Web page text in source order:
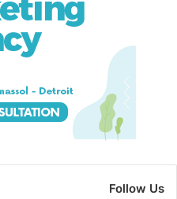
Follow Us